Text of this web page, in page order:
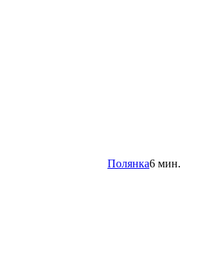
Полянка6 мин.